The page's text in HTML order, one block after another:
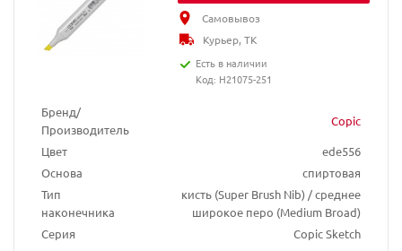
Бренд/
Производитель
Copic
Цвет
ede556
Основа
спиртовая
Тип
наконечника
кисть (Super Brush Nib) / среднее
широкое перо (Medium Broad)
Серия
Copic Sketch
Самовывоз
Курьер, ТК
Есть в наличии
Код: H21075-251